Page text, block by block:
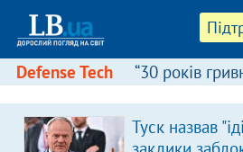
Defense Tech “30 років
Туск назвав